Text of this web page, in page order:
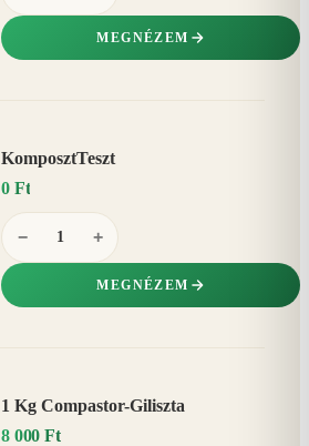
MEGNÉZEM
KomposztTeszt
0 Ft
− +
MEGNÉZEM
1 Kg Compastor-Giliszta
8 000 Ft